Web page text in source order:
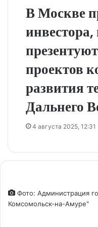
В Москве
проектов
развития
Дальнего
4 августа 2025, 12:31
Фото: Администрация
Комсомольск-на-Амуре"